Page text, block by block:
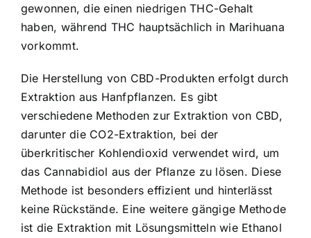
gewonnen, die einen niedrigen THC-Gehalt
haben, während THC hauptsächlich in Marihuana
vorkommt.
Die Herstellung von CBD-Produkten erfolgt durch
Extraktion aus Hanfpflanzen. Es gibt
verschiedene Methoden zur Extraktion von CBD,
darunter die CO2-Extraktion, bei der
überkritischer Kohlendioxid verwendet wird, um
das Cannabidiol aus der Pflanze zu lösen. Diese
Methode ist besonders effizient und hinterlässt
keine Rückstände. Eine weitere gängige Methode
ist die Extraktion mit Lösungsmitteln wie Ethanol